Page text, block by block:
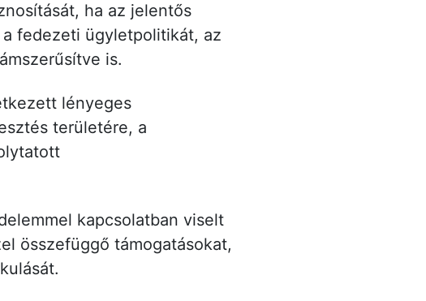
ha az jelentős
fedezeti ügyletpolitikát, az
is.
lényeges
területére, a
kapcsolatban viselt
összefüggő támogatásokat,